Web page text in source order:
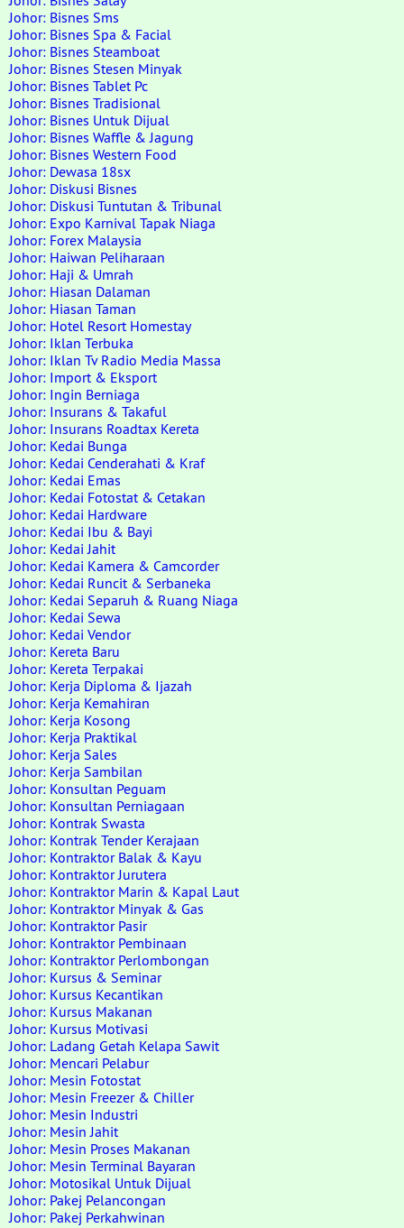
Johor: Bisnes Sms
Johor: Bisnes Spa & Facial
Johor: Bisnes Steamboat
Johor: Bisnes Stesen Minyak
Johor: Bisnes Tablet Pc
Johor: Bisnes Tradisional
Johor: Bisnes Untuk Dijual
Johor: Bisnes Waffle & Jagung
Johor: Bisnes Western Food
Johor: Dewasa 18sx
Johor: Diskusi Bisnes
Johor: Diskusi Tuntutan & Tribunal
Johor: Expo Karnival Tapak Niaga
Johor: Forex Malaysia
Johor: Haiwan Peliharaan
Johor: Haji & Umrah
Johor: Hiasan Dalaman
Johor: Hiasan Taman
Johor: Hotel Resort Homestay
Johor: Iklan Terbuka
Johor: Iklan Tv Radio Media Massa
Johor: Import & Eksport
Johor: Ingin Berniaga
Johor: Insurans & Takaful
Johor: Insurans Roadtax Kereta
Johor: Kedai Bunga
Johor: Kedai Cenderahati & Kraf
Johor: Kedai Emas
Johor: Kedai Fotostat & Cetakan
Johor: Kedai Hardware
Johor: Kedai Ibu & Bayi
Johor: Kedai Jahit
Johor: Kedai Kamera & Camcorder
Johor: Kedai Runcit & Serbaneka
Johor: Kedai Separuh & Ruang Niaga
Johor: Kedai Sewa
Johor: Kedai Vendor
Johor: Kereta Baru
Johor: Kereta Terpakai
Johor: Kerja Diploma & Ijazah
Johor: Kerja Kemahiran
Johor: Kerja Kosong
Johor: Kerja Praktikal
Johor: Kerja Sales
Johor: Kerja Sambilan
Johor: Konsultan Peguam
Johor: Konsultan Perniagaan
Johor: Kontrak Swasta
Johor: Kontrak Tender Kerajaan
Johor: Kontraktor Balak & Kayu
Johor: Kontraktor Jurutera
Johor: Kontraktor Marin & Kapal Laut
Johor: Kontraktor Minyak & Gas
Johor: Kontraktor Pasir
Johor: Kontraktor Pembinaan
Johor: Kontraktor Perlombongan
Johor: Kursus & Seminar
Johor: Kursus Kecantikan
Johor: Kursus Makanan
Johor: Kursus Motivasi
Johor: Ladang Getah Kelapa Sawit
Johor: Mencari Pelabur
Johor: Mesin Fotostat
Johor: Mesin Freezer & Chiller
Johor: Mesin Industri
Johor: Mesin Jahit
Johor: Mesin Proses Makanan
Johor: Mesin Terminal Bayaran
Johor: Motosikal Untuk Dijual
Johor: Pakej Pelancongan
Johor: Pakej Perkahwinan